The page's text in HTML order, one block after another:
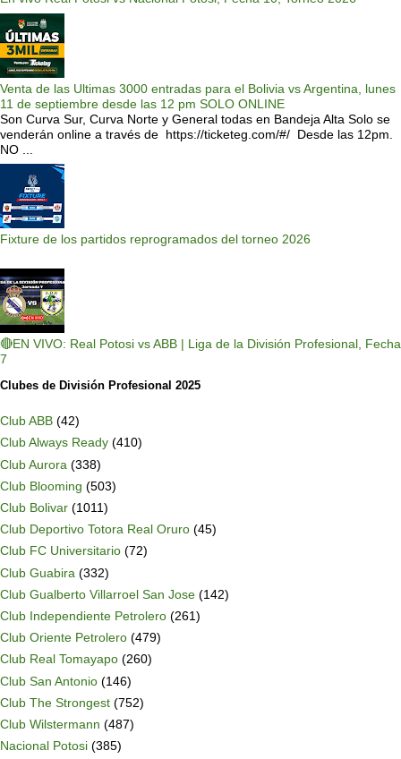
Venta de las Ultimas 3000 entradas para el Bolivia vs Argentina, lunes
11 de septiembre desde las 12 pm SOLO ONLINE
Son Curva Sur, Curva Norte y General todas en Bandeja Alta Solo se
venderán online a través de https://ticketeg.com/#/ Desde las 12pm.
NO ...
Fixture de los partidos reprogramados del torneo 2026
🔴EN VIVO: Real Potosi vs ABB | Liga de la División Profesional, Fecha
7
Clubes de División Profesional 2025
Club ABB (42)
Club Always Ready (410)
Club Aurora (338)
Club Blooming (503)
Club Bolivar (1011)
Club Deportivo Totora Real Oruro (45)
Club FC Universitario (72)
Club Guabira (332)
Club Gualberto Villarroel San Jose (142)
Club Independiente Petrolero (261)
Club Oriente Petrolero (479)
Club Real Tomayapo (260)
Club San Antonio (146)
Club The Strongest (752)
Club Wilstermann (487)
Nacional Potosi (385)